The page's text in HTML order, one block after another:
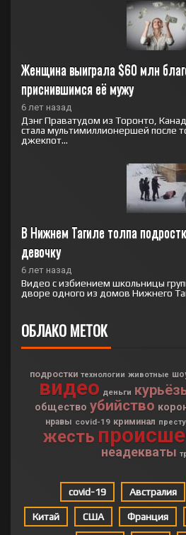
Женщина выиграла $60 млн
приснившимся её мужу
6 лет назад
Дэнг Праватудом из Торонто,
стала мультимиллионершей после
джекпот...
В Нижнем Тагиле толпа
девочку
6 лет назад
Видео с избиением школьницы
дворе одного из домов Нижнего
ОБЛАКО МЕТОК
подростки технологии животные
видео деньги
общество убийство
нравы covid-19 криминал
жесть
неадекваты
covid-19 Австралия
Китай США Франция